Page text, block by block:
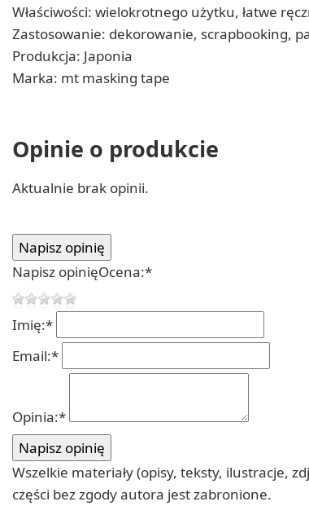
Właściwości: wielokrotnego użytku, łatwe
Zastosowanie: dekorowanie, scrapbooking,
Produkcja: Japonia
Marka: mt masking tape
Opinie o produkcie
Aktualnie brak opinii.
Napisz opinięOcena:*
Imię:*
Email:*
Opinia:*
Wszelkie materiały (opisy, teksty, ilustracje,
części bez zgody autora jest zabronione.